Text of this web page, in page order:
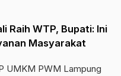
Raih WTP, Bupati: Ini
Masyarakat
UMKM PWM Lampung